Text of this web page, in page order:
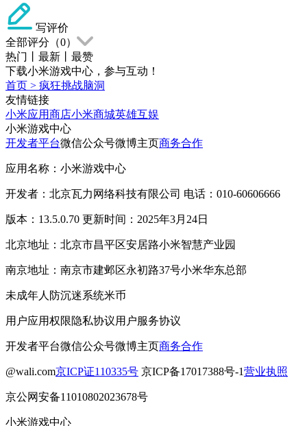
写评价
全部评分（0）
热门
最新
最赞
下载小米游戏中心，参与互动！
首页 > 疯狂挑战脑洞
友情链接
小米应用商店小米商城英雄互娱
小米游戏中心
开发者平台微信公众号微博主页商务合作
应用名称：小米游戏中心
开发者：北京瓦力网络科技有限公司 电话：010-60606666
版本：13.5.0.70 更新时间：2025年3月24日
北京地址：北京市昌平区安居路小米智慧产业园
南京地址：南京市建邺区永初路37号小米华东总部
未成年人防沉迷系统米币
用户应用权限隐私协议用户服务协议
开发者平台微信公众号微博主页商务合作
@wali.com京ICP证110335号 京ICP备17017388号-1营业执照
京公网安备11010802023678号
小米游戏中心